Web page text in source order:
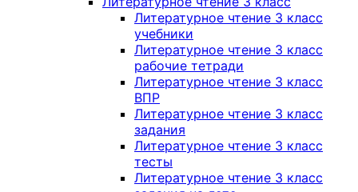
Литературное чтение 3 класс
учебники
Литературное чтение 3 класс
рабочие тетради
Литературное чтение 3 класс
ВПР
Литературное чтение 3 класс
задания
Литературное чтение 3 класс
тесты
Литературное чтение 3 класс